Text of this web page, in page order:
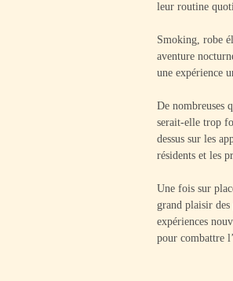
leur routine
Smoking, robe
aventure
une expérience
De nombreuses
serait-elle trop
dessus sur les
résidents et les
Une fois sur
grand plaisir des
expériences
pour combattre